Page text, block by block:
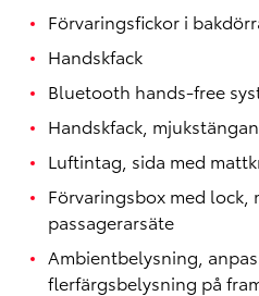
Förvaringsfickor i
Handskfack
Bluetooth hands-free
Handskfack,
Luftintag, sida med
Förvaringsbox med lock,
passagerarsäte
Ambientbelysning,
flerfärgsbelysning på